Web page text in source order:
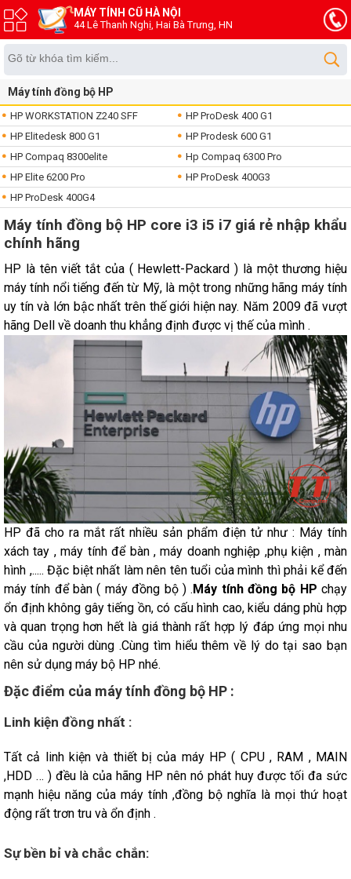
MÁY TÍNH CŨ HÀ NỘI
44 Lê Thanh Nghị, Hai Bà Trưng, HN
Máy tính đồng bộ HP
HP WORKSTATION Z240 SFF
HP ProDesk 400 G1
HP Elitedesk 800 G1
HP Prodesk 600 G1
HP Compaq 8300elite
Hp Compaq 6300 Pro
HP Elite 6200 Pro
HP ProDesk 400G3
HP ProDesk 400G4
Máy tính đồng bộ HP core i3 i5 i7 giá rẻ nhập khẩu
chính hãng
HP là tên viết tắt của ( Hewlett-Packard ) là một thương hiệu
máy tính nổi tiếng đến từ Mỹ, là một trong những hãng máy tính
uy tín và lớn bậc nhất trên thế giới hiện nay. Năm 2009 đã vượt
hãng Dell về doanh thu khẳng định được vị thế của mình .
HP đã cho ra mắt rất nhiều sản phẩm điện tử như : Máy tính
xách tay , máy tính để bàn , máy doanh nghiệp ,phụ kiện , màn
hình ,..... Đặc biệt nhất làm nên tên tuổi của mình thì phải kể đến
máy tính để bàn ( máy đồng bộ ) .Máy tính đồng bộ HP chạy
ổn định không gây tiếng ồn, có cấu hình cao, kiểu dáng phù hợp
và quan trọng hơn hết là giá thành rất hợp lý đáp ứng mọi nhu
cầu của người dùng .Cùng tìm hiểu thêm về lý do tại sao bạn
nên sử dụng máy bộ HP nhé.
Đặc điểm của máy tính đồng bộ HP :
Linh kiện đồng nhất :
Tất cả linh kiện và thiết bị của máy HP ( CPU , RAM , MAIN
,HDD … ) đều là của hãng HP nên nó phát huy được tối đa sức
mạnh hiệu năng của máy tính ,đồng bộ nghĩa là mọi thứ hoạt
động rất trơn tru và ổn định .
Sự bền bỉ và chắc chắn: